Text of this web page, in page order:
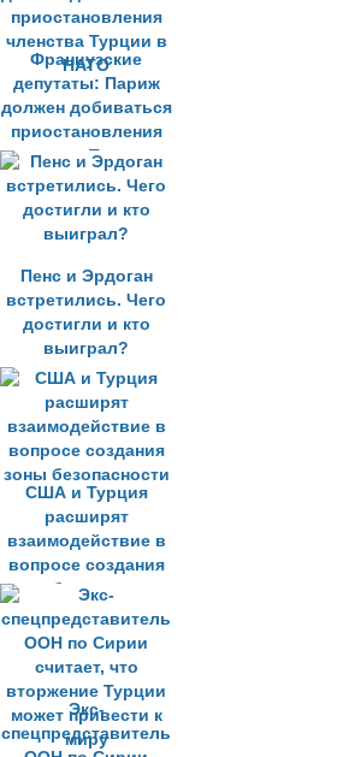
Французские
депутаты: Париж
должен добиваться
приостановления
членства Турции в
НАТО
Пенс и Эрдоган
встретились. Чего
достигли и кто
выиграл?
США и Турция
расширят
взаимодействие в
вопросе создания
зоны безопасности
Экс-
спецпредставитель